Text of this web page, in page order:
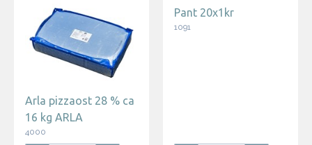
Arla pizzaost 28 % ca
16 kg ARLA
4000
Pant 20x1kr
1091